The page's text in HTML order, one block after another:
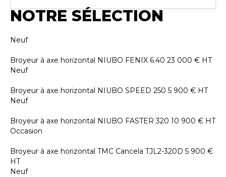
NOTRE SÉLECTION
Neuf
Broyeur à axe horizontal NIUBO FENIX 6.40 23 000 € HT
Neuf
Broyeur à axe horizontal NIUBO SPEED 250 5 900 € HT
Neuf
Broyeur à axe horizontal NIUBO FASTER 320 10 900 € HT
Occasion
Broyeur à axe horizontal TMC Cancela TJL2-320D 5 900 €
HT
Neuf